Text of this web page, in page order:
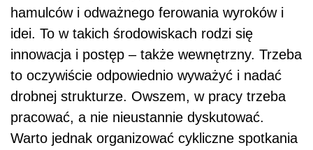
hamulców i odważnego ferowania wyroków i
idei. To w takich środowiskach rodzi się
innowacja i postęp – także wewnętrzny. Trzeba
to oczywiście odpowiednio wyważyć i nadać
drobnej strukturze. Owszem, w pracy trzeba
pracować, a nie nieustannie dyskutować.
Warto jednak organizować cykliczne spotkania